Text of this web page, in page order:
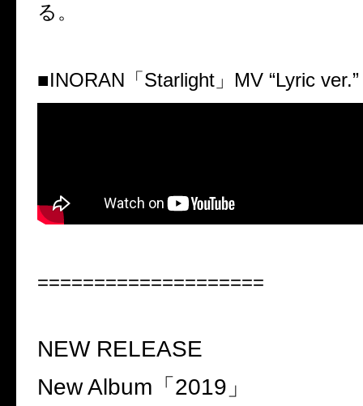
る。
■INORAN 「 Starlight 」 MV “Lyric ver.”
====================
NEW RELEASE
New Album 「 2019 」